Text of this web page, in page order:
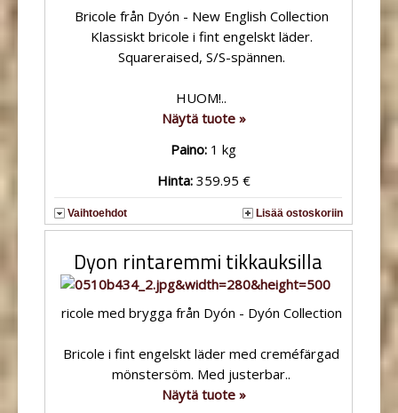
Bricole från Dyón - New English Collection
Klassiskt bricole i fint engelskt läder.
Squareraised, S/S-spännen.
HUOM!..
Näytä tuote »
Paino: 1 kg
Hinta: 359.95 €
Vaihtoehdot Lisää ostoskoriin
Dyon rintaremmi tikkauksilla
ricole med brygga från Dyón - Dyón Collection
Bricole i fint engelskt läder med creméfärgad
mönstersöm. Med justerbar..
Näytä tuote »